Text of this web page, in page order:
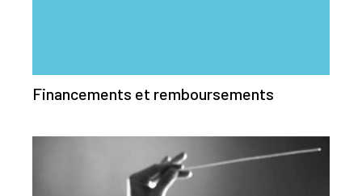
Financements et remboursements